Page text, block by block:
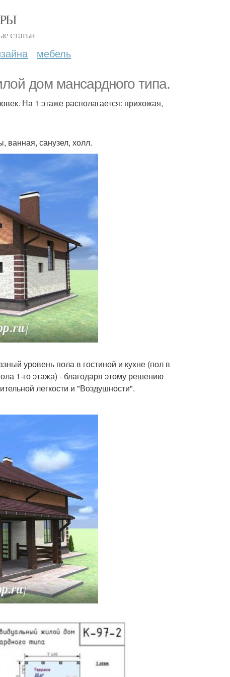
статьи
мебель
дом мансардного типа.
На 1 этаже располагается: прихожая,
ванная, санузел, холл.
уровень пола в гостиной и кухне (пол в
1-го этажа) - благодаря этому решению
легкости и "Воздушности".